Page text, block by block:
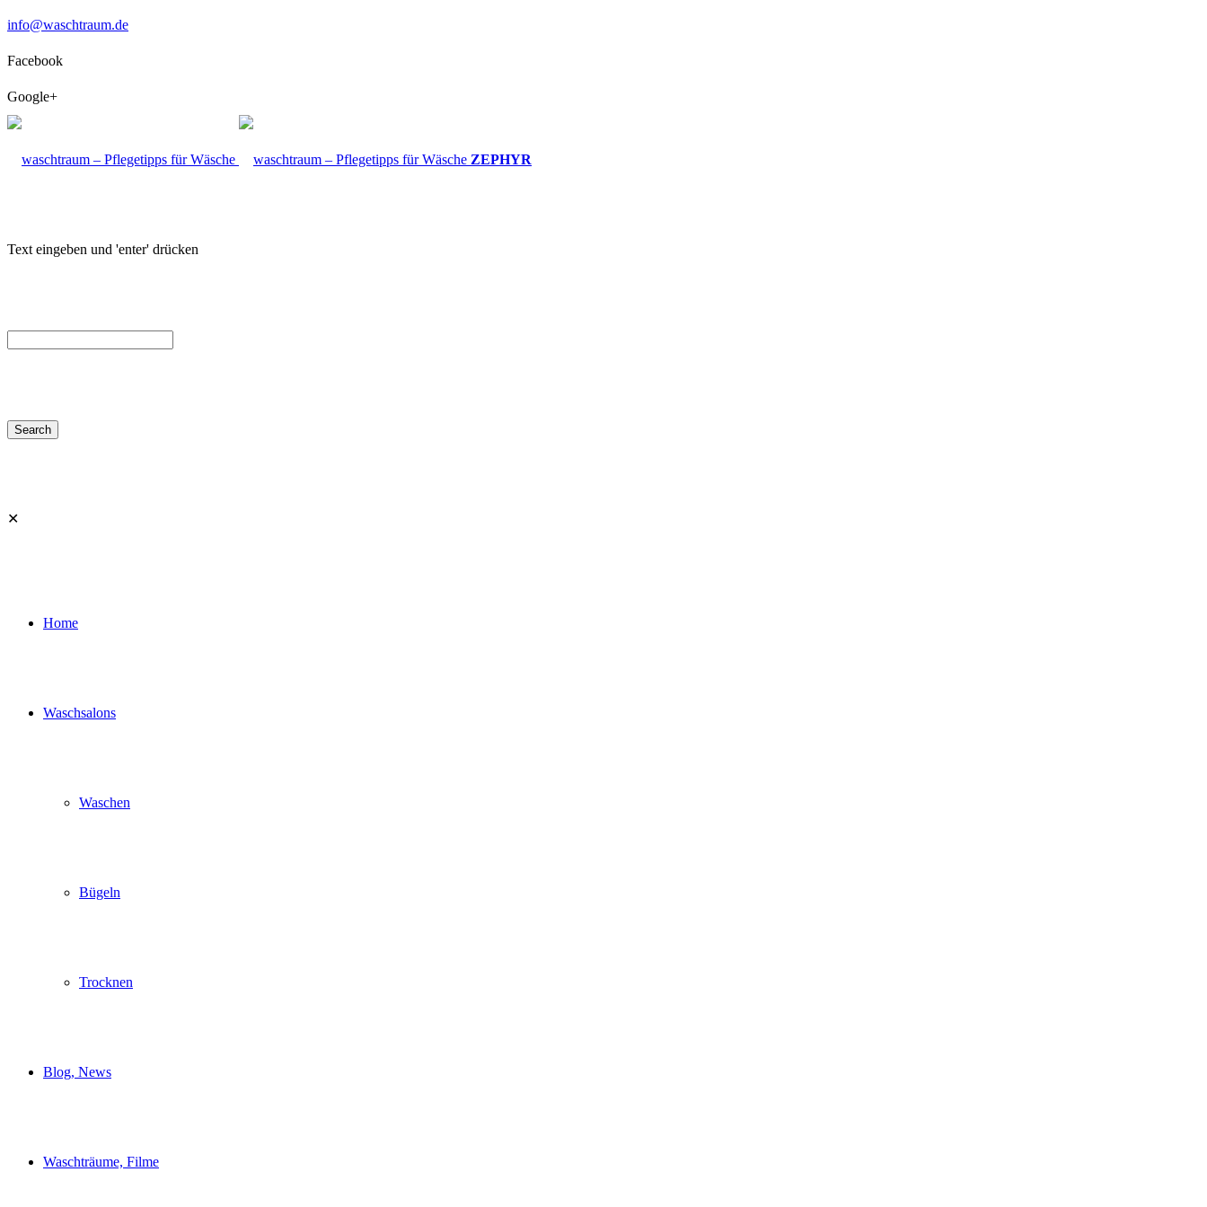
info@waschtraum.de
Facebook
Google+
ZEPHYR
Text eingeben und 'enter' drücken
✕
Home
Waschsalons
Waschen
Bügeln
Trocknen
Blog, News
Waschträume, Filme